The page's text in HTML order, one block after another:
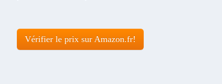
Vérifier le prix sur Amazon.fr!